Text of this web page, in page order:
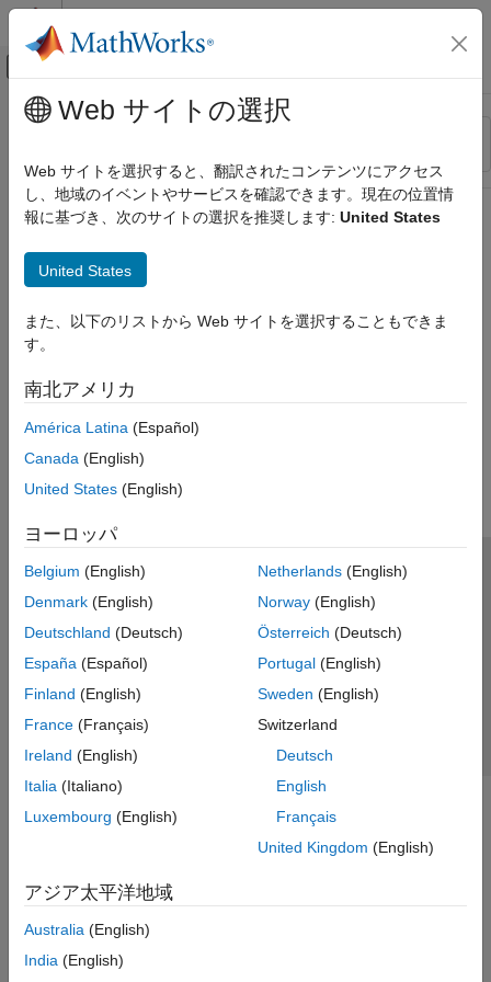
コンテンツへスキップ
オフキャンバス ナビゲーション メ
リソース
ステータス
メインコンテンツ
Web サイトの選択
Web サイトを選択すると、翻訳されたコンテンツにアクセス
し、地域のイベントやサービスを確認できます。現在の位置情
報に基づき、次のサイトの選択を推奨します: United States
United States
また、以下のリストから Web サイトを選択することもできま
す。
南北アメリカ
América Latina (Español)
Canada (English)
United States (English)
ヨーロッパ
Belgium (English)
Denmark (English)
Deutschland (Deutsch)
España (Español)
Finland (English)
France (Français)
Ireland (English)
Italia (Italiano)
Luxembourg (English)
Netherlands(English)
Norway(English)
Österreich (Deutsch)
Portugal(English)
Sweden (English)
Switzerland
Deutsch
English
Français
United Kingdom (English)
アジア太平洋地域
Australia (English)
India (English)
トラストセンター
プライバシー ポリシー
違法コピー防止
アプリケーション ステータス
© 1994-2026 The MathWorks, Inc.